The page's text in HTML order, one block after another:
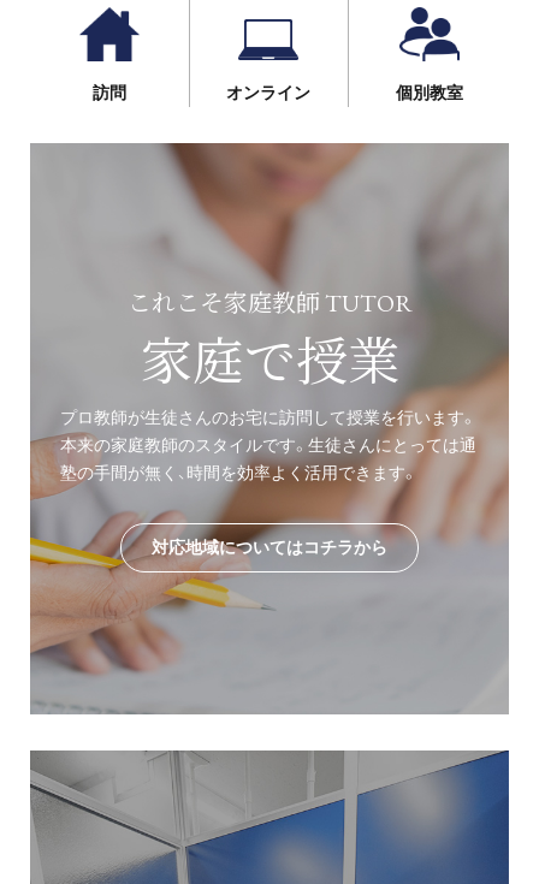
訪問 オンライン 個別教室
これこそ家庭教師 TUTOR
家庭で授業
プロ教師が生徒さんのお宅に訪問して授業を行います。
本来の家庭教師のスタイルです。生徒さんにとっては通
塾の手間が無く、時間を効率よく活用できます。
対応地域についてはコチラから